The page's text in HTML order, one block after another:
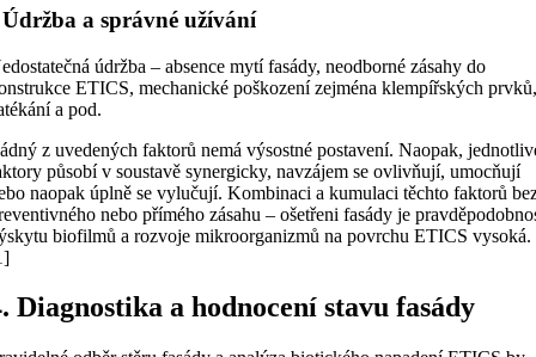
Údržba a správné užívání
údržba – absence mytí fasády, neodborné zásahy do
ETICS, mechanické poškození zejména klempířských
a pod.
z uvedených faktorů nemá výsostné postavení. Naopak,
působí v soustavě synergicky, navzájem se ovlivňují, umocňují
naopak úplně se vylučují. Kombinaci a kumulaci těchto faktorů
nebo přímého zásahu – ošetřeni fasády je
biofilmů a rozvoje mikroorganizmů na povrchu ETICS vysoká.
Diagnostika a hodnocení stavu fasády